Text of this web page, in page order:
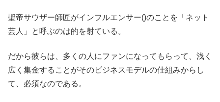
聖帝サウザー師匠がインフルエンサー()のことを「ネット
芸人」と呼ぶのは的を射ている。
だから彼らは、多くの人にファンになってもらって、浅く
広く集金することがそのビジネスモデルの仕組みからし
て、必須なのである。